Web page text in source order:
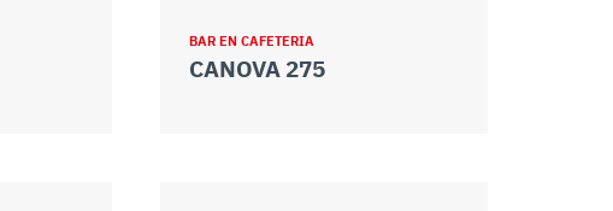
BAR EN CAFETERIA
CANOVA 275